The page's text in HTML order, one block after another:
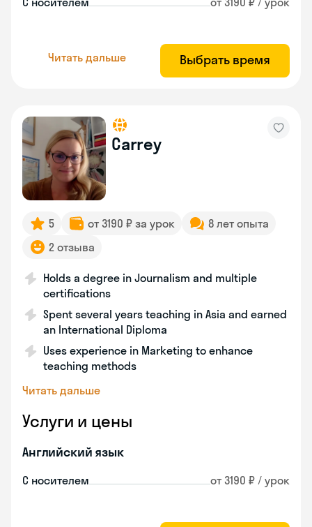
Читать дальше Выбрать время
Carrey
5 от 3190 ₽ за урок
8 лет опыта
2 отзыва
Holds a degree in Journalism and multiple
certifications
Spent several years teaching in Asia and earned
an International Diploma
Uses experience in Marketing to enhance
teaching methods
Читать дальше
Услуги и цены
Английский язык
С носителем от 3190 ₽ / урок